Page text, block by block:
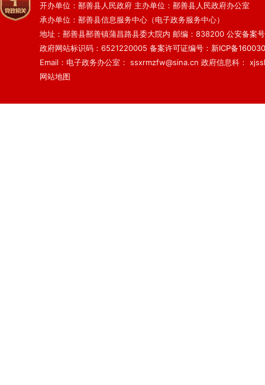
开办单位：鄯善县人民政府 主办单位：鄯善县人民政府办公室
承办单位：鄯善县信息服务中心（电子政务服务中心）
地址：鄯善县鄯善镇蒲昌路县委大院内 邮编：838200 公安备案
政府网站标识码：6521220005 备案许可证编号：新ICP备
Email：电子政务办公室： ssxrmzfw@sina.cn 政府信息科：
网站地图